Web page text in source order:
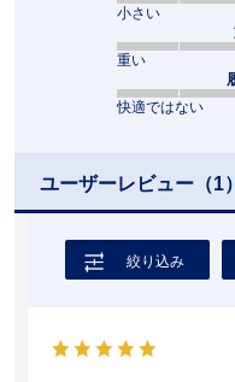
小さい
重い
快適ではない
ユーザーレビュー （1）
絞り込み